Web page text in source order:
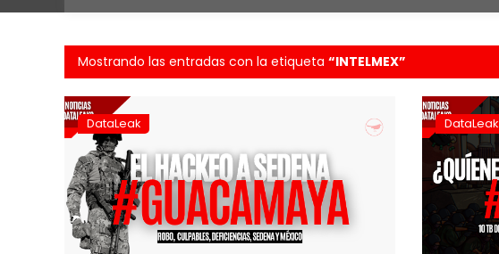
Mostrando las entradas con la etiqueta INTELMEX
DataLeak DataLeak